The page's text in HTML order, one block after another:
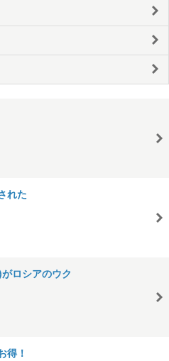
れた
ロシアのウク
得！